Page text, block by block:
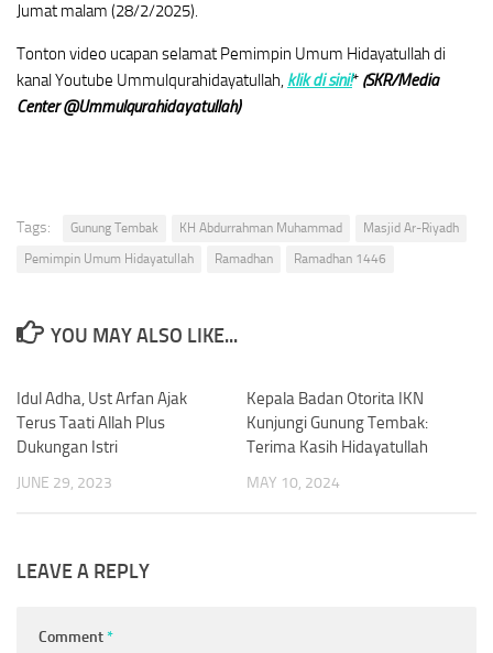
Jumat malam (28/2/2025).
Tonton video ucapan selamat Pemimpin Umum Hidayatullah di
kanal Youtube Ummulqurahidayatullah, klik di sini!* (SKR/Media
Center @Ummulqurahidayatullah)
Tags: Gunung Tembak KH Abdurrahman Muhammad
Masjid Ar-Riyadh
Pemimpin Umum Hidayatullah
Ramadhan Ramadhan 1446
YOU MAY ALSO LIKE...
Idul Adha, Ust Arfan Ajak
Terus Taati Allah Plus
Dukungan Istri
JUNE 29, 2023
Kepala Badan Otorita IKN
Kunjungi Gunung Tembak:
Terima Kasih Hidayatullah
MAY 10, 2024
LEAVE A REPLY
Comment*